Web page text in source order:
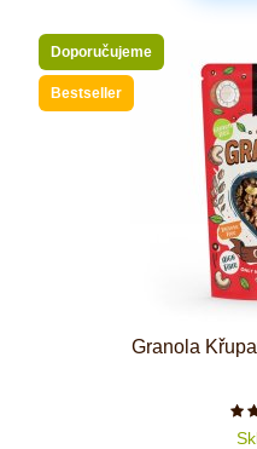
Doporučujeme
Bestseller
Granola